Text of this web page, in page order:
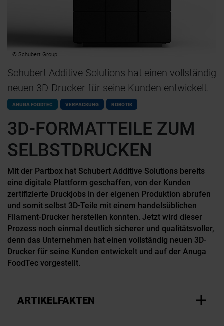
© Schubert Group
Schubert Additive Solutions hat einen vollständig
neuen 3D-Drucker für seine Kunden entwickelt.
ANUGA FOODTEC VERPACKUNG ROBOTIK
3D-FORMATTEILE ZUM
SELBSTDRUCKEN
Mit der Partbox hat Schubert Additive Solutions bereits
eine digitale Plattform geschaffen, von der Kunden
zertifizierte Druckjobs in der eigenen Produktion abrufen
und somit selbst 3D-Teile mit einem handelsüblichen
Filament-Drucker herstellen konnten. Jetzt wird dieser
Prozess noch einmal deutlich sicherer und qualitätsvoller,
denn das Unternehmen hat einen vollständig neuen 3D-
Drucker für seine Kunden entwickelt und auf der Anuga
FoodTec vorgestellt.
ARTIKELFAKTEN